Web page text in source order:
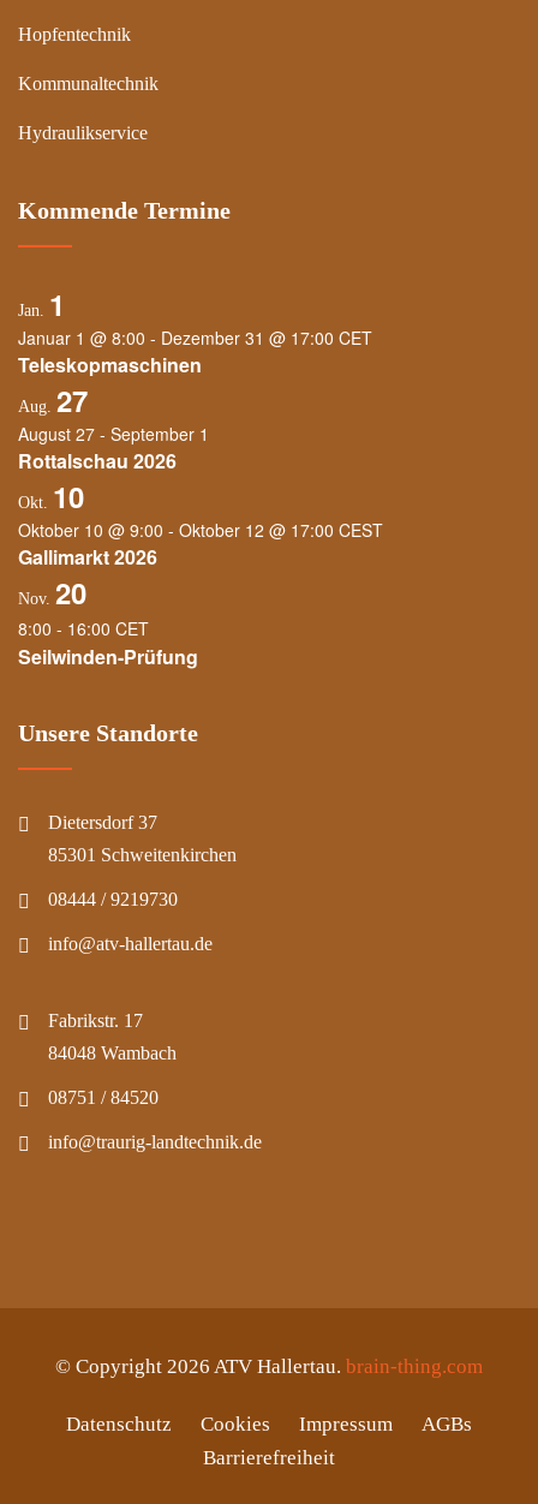
Hopfentechnik
Kommunaltechnik
Hydraulikservice
Kommende Termine
Jan. 1
Januar 1 @ 8:00 - Dezember 31 @ 17:00 CET
Teleskopmaschinen
Aug. 27
August 27 - September 1
Rottalschau 2026
Okt. 10
Oktober 10 @ 9:00 - Oktober 12 @ 17:00 CEST
Gallimarkt 2026
Nov. 20
8:00 - 16:00 CET
Seilwinden-Prüfung
Unsere Standorte
Dietersdorf 37
85301 Schweitenkirchen
08444 / 9219730
info@atv-hallertau.de
Fabrikstr. 17
84048 Wambach
08751 / 84520
info@traurig-landtechnik.de
© Copyright 2026 ATV Hallertau. brain-thing.com
Datenschutz Cookies Impressum
AGBs
Barrierefreiheit